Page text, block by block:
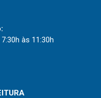
às 11:30h